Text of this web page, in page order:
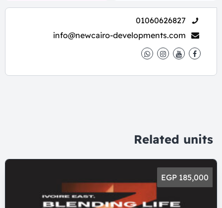
01060626827
info@newcairo-developments.com
Related units
185,000 EGP